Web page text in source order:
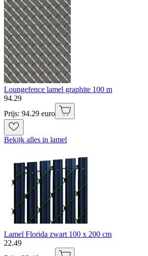
Loungefence lamel graphite 100 m
94.29
Prijs: 94.29 euro
Bekijk alles in lamel
Lamel Florida zwart 100 x 200 cm
22.49